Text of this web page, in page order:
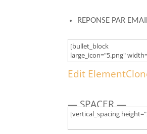
REPONSE PAR
Edit Element
— SPACER —